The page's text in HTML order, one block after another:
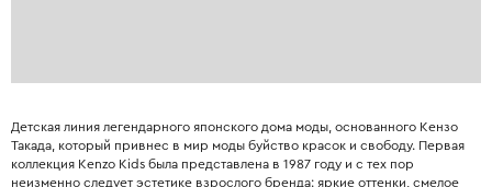
Детская линия легендарного японского дома моды, основанного Кензо
Такада, который привнес в мир моды буйство красок и свободу. Первая
коллекция Kenzo Kids была представлена в 1987 году и с тех пор
неизменно следует эстетике взрослого бренда: яркие оттенки, смелое